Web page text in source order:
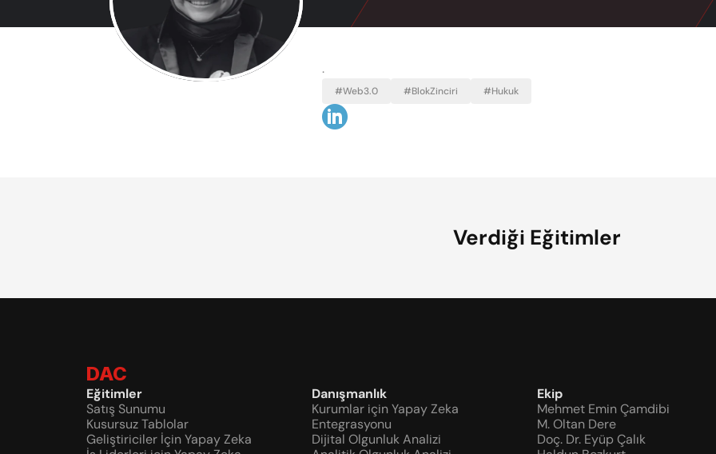
.
#Web3.0 #BlokZinciri #Hukuk
Verdiği Eğitimler
DAC
Eğitimler
Satış Sunumu
Kusursuz Tablolar
Geliştiriciler İçin Yapay Zeka
Danışmanlık
Kurumlar için Yapay Zeka
Entegrasyonu
Dijital Olgunluk Analizi
Ekip
Mehmet Emin Çamdibi
M. Oltan Dere
Doç. Dr. Eyüp Çalık